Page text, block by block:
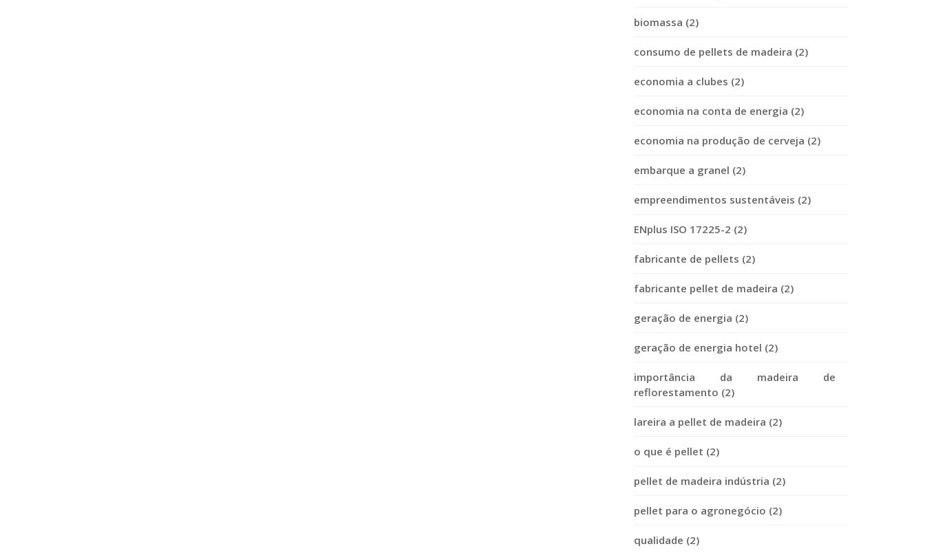
biomassa (2)
consumo de pellets de madeira (2)
economia a clubes (2)
economia na conta de energia (2)
economia na produção de cerveja (2)
embarque a granel (2)
empreendimentos sustentáveis (2)
ENplus ISO 17225-2 (2)
fabricante de pellets (2)
fabricante pellet de madeira (2)
geração de energia (2)
geração de energia hotel (2)
importância da madeira de
reflorestamento (2)
lareira a pellet de madeira (2)
o que é pellet (2)
pellet de madeira indústria (2)
pellet para o agronegócio (2)
qualidade (2)